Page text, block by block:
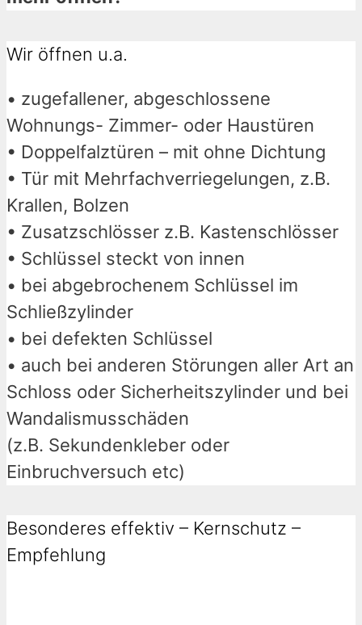
Wir öffnen u.a.
• zugefallener, abgeschlossene
Wohnungs- Zimmer- oder Haustüren
• Doppelfalztüren – mit ohne Dichtung
• Tür mit Mehrfachverriegelungen, z.B.
Krallen, Bolzen
• Zusatzschlösser z.B. Kastenschlösser
• Schlüssel steckt von innen
• bei abgebrochenem Schlüssel im
Schließzylinder
• bei defekten Schlüssel
• auch bei anderen Störungen aller Art an
Schloss oder Sicherheitszylinder und bei
Wandalismusschäden
(z.B. Sekundenkleber oder
Einbruchversuch etc)
Besonderes effektiv – Kernschutz –
Empfehlung